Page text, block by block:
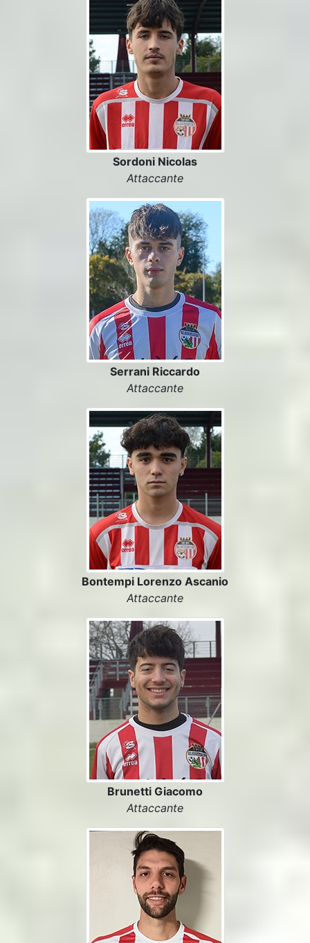
Sordoni Nicolas
Attaccante
Serrani Riccardo
Attaccante
Bontempi Lorenzo Ascanio
Attaccante
Brunetti Giacomo
Attaccante